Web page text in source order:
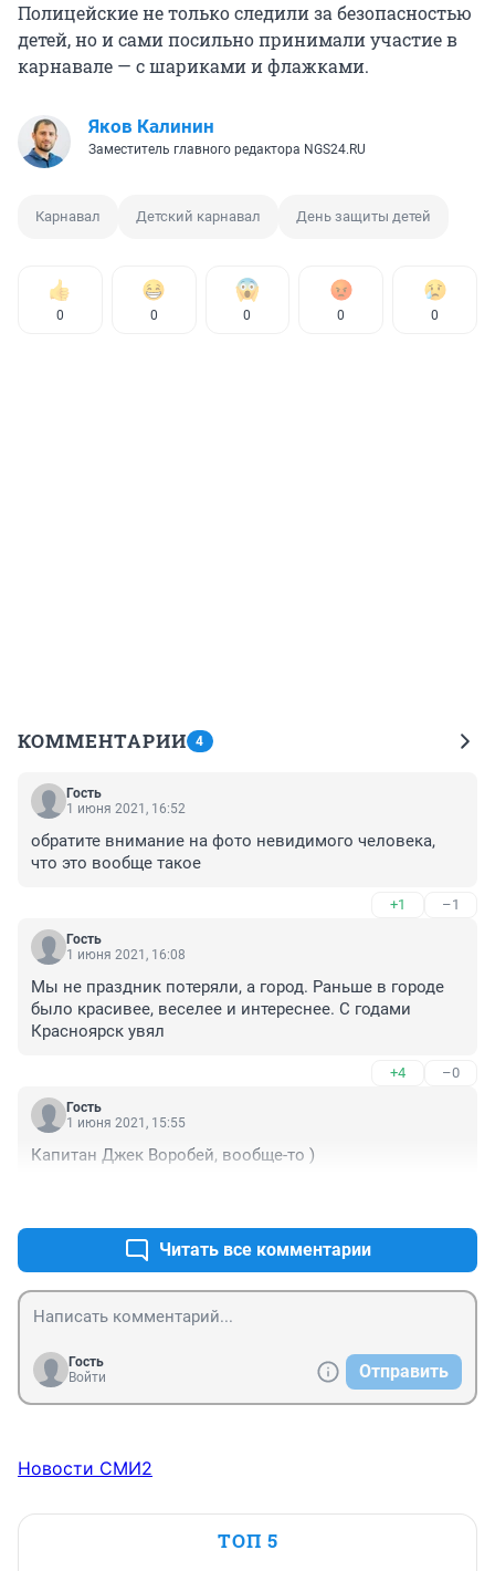
Полицейские не только следили за безопасностью
детей, но и сами посильно принимали участие в
карнавале — с шариками и флажками.
Яков Калинин
Заместитель главного редактора NGS24.RU
Карнавал Детский карнавал День защиты детей
0 0 0 0 0
КОММЕНТАРИИ 4
Гость
1 июня 2021, 16:52
обратите внимание на фото невидимого человека,
что это вообще такое
+1 –1
Гость
1 июня 2021, 16:08
Мы не праздник потеряли, а город. Раньше в городе
было красивее, веселее и интереснее. С годами
Красноярск увял
+4 –0
Гость
1 июня 2021, 15:55
Капитан Джек Воробей, вообще-то )
Читать все комментарии
Гость
Войти
Отправить
Новости СМИ2
ТОП 5